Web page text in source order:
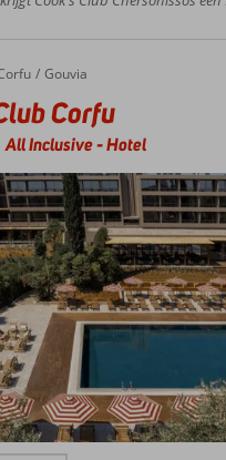
Gouvia
Corfu
All Inclusive-Hotel